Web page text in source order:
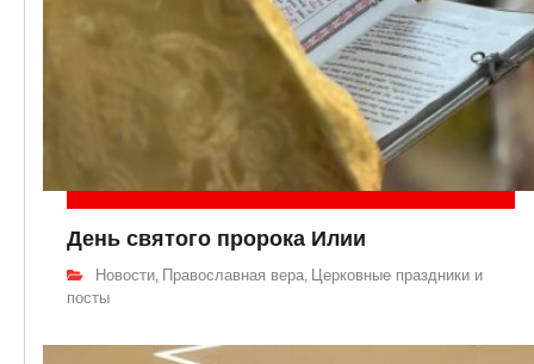
День святого пророка Илии
Новости, Православная вера, Церковные праздники и
посты